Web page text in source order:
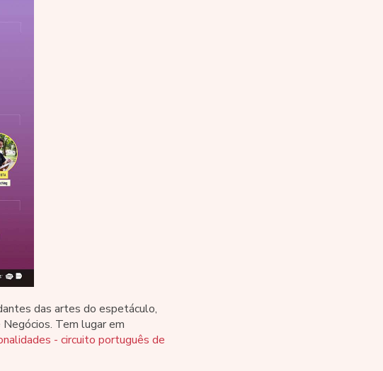
das artes do espetáculo,
Tem lugar em
- circuito português de